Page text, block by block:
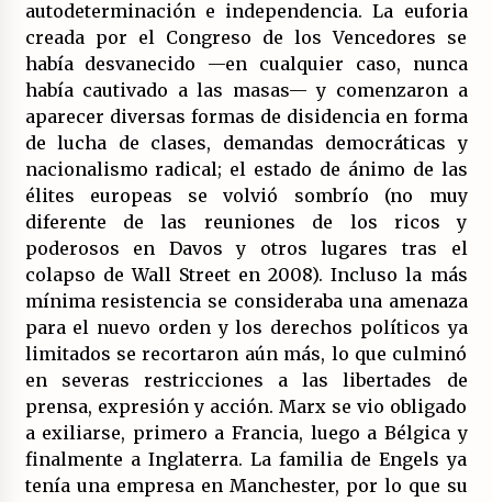
autodeterminación e independencia. La euforia
creada por el Congreso de los Vencedores se
había desvanecido —en cualquier caso, nunca
había cautivado a las masas— y comenzaron a
aparecer diversas formas de disidencia en forma
de lucha de clases, demandas democráticas y
nacionalismo radical; el estado de ánimo de las
élites europeas se volvió sombrío (no muy
diferente de las reuniones de los ricos y
poderosos en Davos y otros lugares tras el
colapso de Wall Street en 2008). Incluso la más
mínima resistencia se consideraba una amenaza
para el nuevo orden y los derechos políticos ya
limitados se recortaron aún más, lo que culminó
en severas restricciones a las libertades de
prensa, expresión y acción. Marx se vio obligado
a exiliarse, primero a Francia, luego a Bélgica y
finalmente a Inglaterra. La familia de Engels ya
tenía una empresa en Manchester, por lo que su